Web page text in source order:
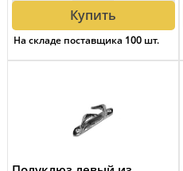
Купить
На складе поставщика 100 шт.